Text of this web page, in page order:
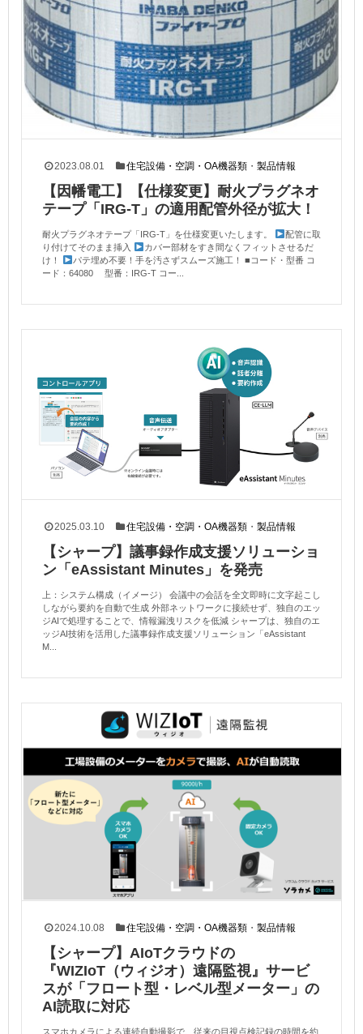
2023.08.01 住宅設備・空調・OA機器類 ・製品情報
【因幡電工】【仕様変更】耐火プラグネオ
テープ「IRG-T」の適用配管外径が拡大！
耐火プラグネオテープ「IRG-T」を仕様変更いたします。
配管に取
り付けてそのまま挿入
カバー部材をすき間なくフィットさせるだ
け！
パテ埋め不要！手を汚さずスムーズ施工！ ■コード・型番 コ
ード：64080 型番：IRG-T コー...
2025.03.10 住宅設備・空調・OA機器類 ・製品情報
【シャープ】議事録作成支援ソリューショ
ン「eAssistant Minutes」を発売
上：システム構成（イメージ） 会議中の会話を全文即時に文字起こし
しながら要約を自動で生成 外部ネットワークに接続せず、独自のエッ
ジAIで処理することで、情報漏洩リスクを低減 シャープは、独自のエ
ッジAI技術を活用した議事録作成支援ソリューション「eAssistant
M...
2024.10.08 住宅設備・空調・OA機器類 ・製品情報
【シャープ】AIoTクラウドの
『WIZIoT（ウィジオ）遠隔監視』サービ
スが「フロート型・レベル型メーター」の
AI読取に対応
スマホカメラによる連続自動撮影で、従来の目視点検記録の時間を約